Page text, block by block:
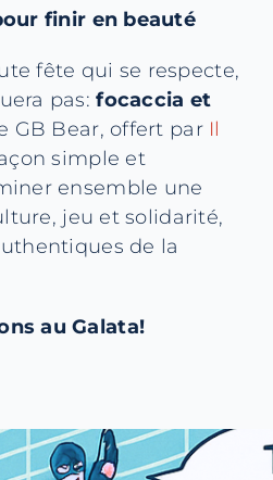
finir en beauté
fête qui se respecte,
pas: focaccia et
GB Bear, offert parIl
simple et
ensemble une
jeu et solidarité,
de la
au Galata!